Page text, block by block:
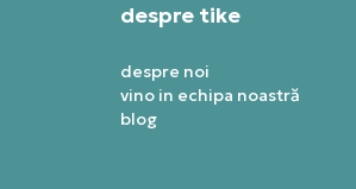
despre tike
despre noi
vino in echipa noastră
blog